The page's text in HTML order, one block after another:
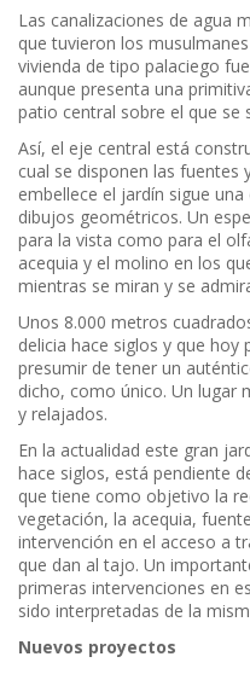
Las canalizaciones de agua
que tuvieron los
vivienda de tipo palaciego
aunque presenta una
patio central sobre el que se
Así, el eje central está
cual se disponen las fuentes
embellece el jardín sigue
dibujos geométricos. Un
para la vista como para el
acequia y el molino en los
mientras se miran y se
Unos 8.000 metros
delicia hace siglos y que hoy
presumir de tener un
dicho, como único. Un lugar
y relajados.
En la actualidad este gran
hace siglos, está pendiente
que tiene como objetivo la
vegetación, la acequia,
intervención en el acceso a
que dan al tajo. Un
primeras intervenciones en
sido interpretadas de la
Nuevos proyectos